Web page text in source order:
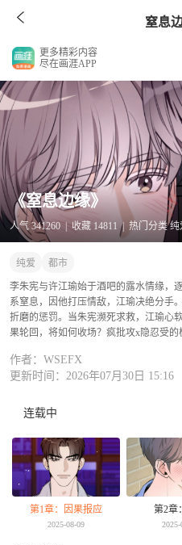
窒息
更多精彩内容
尽在画涯APP
《窒息边缘》
人气 341260 | 收藏 14811 | 热门分类 纯
纯爱 都市
李朱宪与许江瑜始于酒吧的露水情缘，
系窒息，因他打压情敌，江瑜决绝分手
折磨的惩罚。当朱宪濒死求救，江瑜心
果轮回，将如何收场？疯批攻x隐忍受的
作者：WSEFX
更新时间：2026年07月30日 15:16
连载中
第1章：因果报应
2025-08-09
第2章
2025-